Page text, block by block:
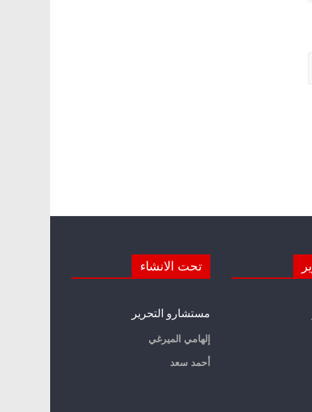
تحت الانشاء
مستشارو التحرير
إلهامي الميرغي
أحمد سعد